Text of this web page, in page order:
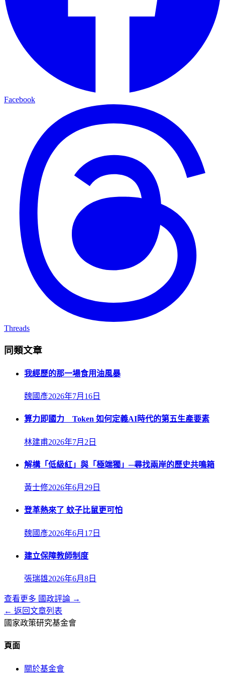
Facebook
Threads
同類文章
我經歷的那一場食用油風暴
魏國彥2026年7月16日
算力即國力 Token 如何定義AI時代的第五生產要素
林建甫2026年7月2日
解構「低級紅」與「極端獨」─尋找兩岸的歷史共鳴箱
黃士修2026年6月29日
登革熱來了 蚊子比鼠更可怕
魏國彥2026年6月17日
建立保障教師制度
張瑞雄2026年6月8日
查看更多 國政評論 →
← 返回文章列表
國家政策研究基金會
頁面
關於基金會